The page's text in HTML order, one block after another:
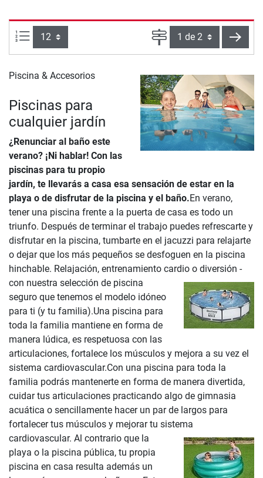
Artículos por página: Página
Piscina & Accesorios
Piscinas para
cualquier jardín
¿Renunciar al baño este
verano? ¡Ni hablar! Con las
piscinas para tu propio
jardín, te llevarás a casa esa sensación de estar en la
playa o de disfrutar de la piscina y el baño.En verano,
tener una piscina frente a la puerta de casa es todo un
triunfo. Después de terminar el trabajo puedes refrescarte y
disfrutar en la piscina, tumbarte en el jacuzzi para relajarte
o dejar que los más pequeños se desfoguen en la piscina
hinchable. Relajación, entrenamiento cardio o diversión -
con nuestra selección de piscina
seguro que tenemos el modelo idóneo
para ti (y tu familia).Una piscina para
toda la familia mantiene en forma de
manera lúdica, es respetuosa con las
articulaciones, fortalece los músculos y mejora a su vez el
sistema cardiovascular.Con una piscina para toda la
familia podrás mantenerte en forma de manera divertida,
cuidar tus articulaciones practicando algo de gimnasia
acuática o sencillamente hacer un par de largos para
fortalecer tus músculos y mejorar tu sistema
cardiovascular. Al contrario que la
playa o la piscina pública, tu propia
piscina en casa resulta además un